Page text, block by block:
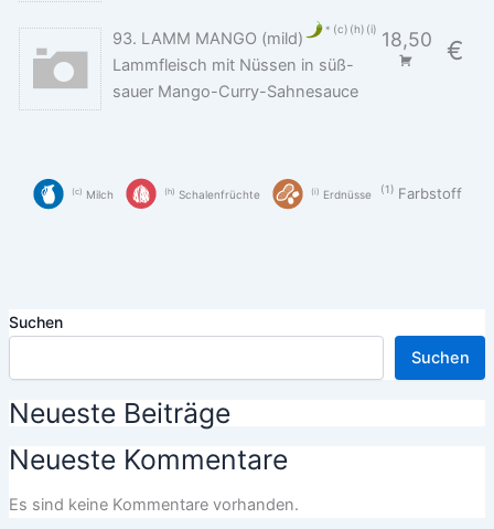
93. LAMM MANGO (mild)
c h i 18,50 €
Lammfleisch mit Nüssen in süß-
sauer Mango-Curry-Sahnesauce
c Milch h Schalenfrüchte i Erdnüsse 1 Farbstoff
Suchen
Suchen
Neueste Beiträge
Neueste Kommentare
Es sind keine Kommentare vorhanden.